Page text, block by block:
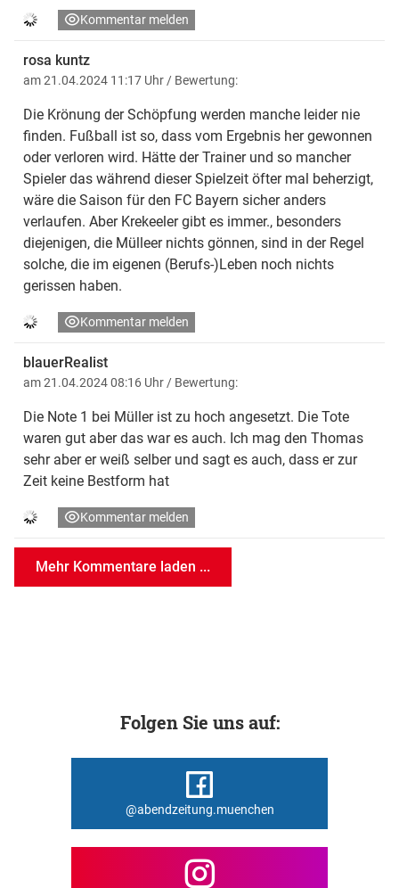
Kommentar melden
rosa kuntz
am 21.04.2024 11:17 Uhr / Bewertung:
Die Krönung der Schöpfung werden manche leider nie
finden. Fußball ist so, dass vom Ergebnis her gewonnen
oder verloren wird. Hätte der Trainer und so mancher
Spieler das während dieser Spielzeit öfter mal beherzigt,
wäre die Saison für den FC Bayern sicher anders
verlaufen. Aber Krekeeler gibt es immer., besonders
diejenigen, die Mülleer nichts gönnen, sind in der Regel
solche, die im eigenen (Berufs-)Leben noch nichts
gerissen haben.
Kommentar melden
blauerRealist
am 21.04.2024 08:16 Uhr / Bewertung:
Die Note 1 bei Müller ist zu hoch angesetzt. Die Tote
waren gut aber das war es auch. Ich mag den Thomas
sehr aber er weiß selber und sagt es auch, dass er zur
Zeit keine Bestform hat
Kommentar melden
Mehr Kommentare laden ...
Folgen Sie uns auf:
@abendzeitung.muenchen